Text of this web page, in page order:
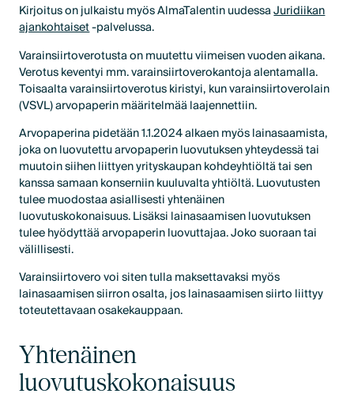
Kirjoitus on julkaistu myös AlmaTalentin uudessaJuridiikan
ajankohtaiset-palvelussa.
Varainsiirtoverotusta on muutettu viimeisen vuoden aikana.
Verotus keventyi mm. varainsiirtoverokantoja alentamalla.
Toisaalta varainsiirtoverotus kiristyi, kun varainsiirtoverolain
(VSVL) arvopaperin määritelmää laajennettiin.
Arvopaperina pidetään 1.1.2024 alkaen myös lainasaamista,
joka on luovutettu arvopaperin luovutuksen yhteydessä tai
muutoin siihen liittyen yrityskaupan kohdeyhtiöltä tai sen
kanssa samaan konserniin kuuluvalta yhtiöltä. Luovutusten
tulee muodostaa asiallisesti yhtenäinen
luovutuskokonaisuus. Lisäksi lainasaamisen luovutuksen
tulee hyödyttää arvopaperin luovuttajaa. Joko suoraan tai
välillisesti.
Varainsiirtovero voi siten tulla maksettavaksi myös
lainasaamisen siirron osalta, jos lainasaamisen siirto liittyy
toteutettavaan osakekauppaan.
Yhtenäinen
luovutuskokonaisuus